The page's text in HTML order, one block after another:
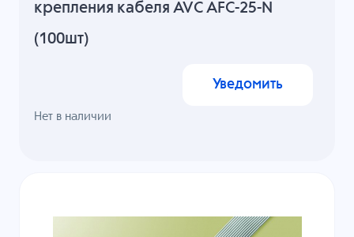
крепления кабеля AVC AFC-25-N
(100шт)
Нет в наличии
Уведомить